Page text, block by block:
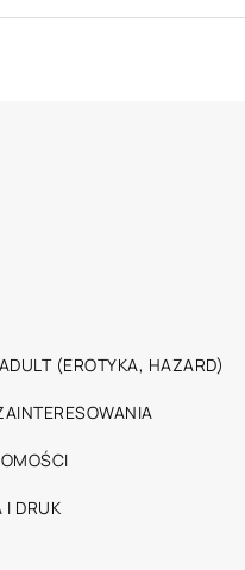
(EROTYKA, HAZARD)
I DRUK